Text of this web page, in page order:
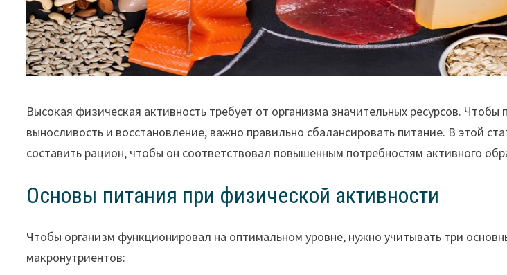
Высокая физическая активность требует от организма значительных ресурсов.
выносливость и восстановление, важно правильно сбалансировать питание. В этой
составить рацион, чтобы он соответствовал повышенным потребностям активного
Основы питания при физической активности
Чтобы организм функционировал на оптимальном уровне, нужно учитывать три
макронутриентов: